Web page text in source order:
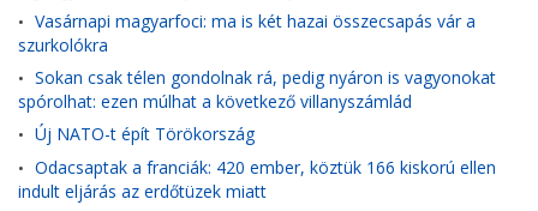
• Vasárnapi magyarfoci: ma is két hazai összecsapás vár a
szurkolókra
• Sokan csak télen gondolnak rá, pedig nyáron is vagyonokat
spórolhat: ezen múlhat a következő villanyszámlád
• Új NATO-t épít Törökország
• Odacsaptak a franciák: 420 ember, köztük 166 kiskorú ellen
indult eljárás az erdőtüzek miatt